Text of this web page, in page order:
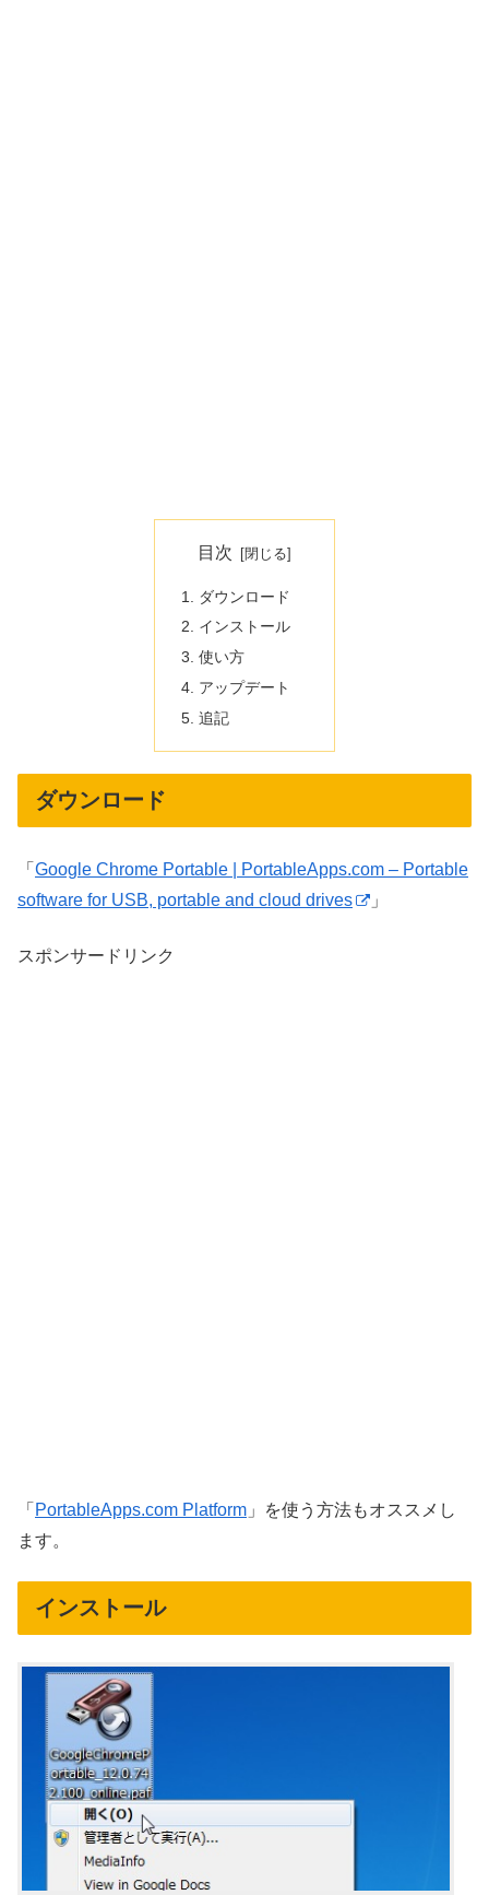
目次
ダウンロード
インストール
使い方
アップデート
追記
ダウンロード
「 Google Chrome Portable | PortableApps.com – Portable
software for USB, portable and cloud drives
」
スポンサードリンク
「 PortableApps.com Platform 」を使う方法もオススメし
ます。
インストール